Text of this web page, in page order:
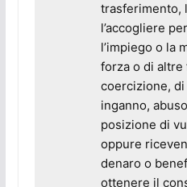
trasferimento,
l’accogliere
l’impiego o la
forza o di altre
coercizione,
inganno,
posizione di
oppure
denaro o
ottenere il